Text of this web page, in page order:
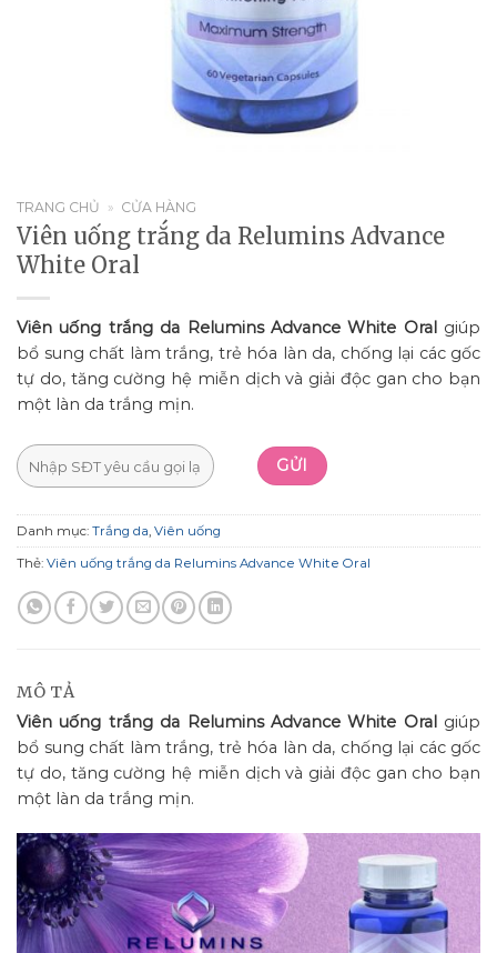
TRANG CHỦ » CỬA HÀNG
Viên uống trắng da Relumins Advance
White Oral
Viên uống trắng da Relumins Advance White Oral
giúp
bổ sung chất làm trắng, trẻ hóa làn da, chống lại các gốc
tự do, tăng cường hệ miễn dịch và giải độc gan cho bạn
một làn da trắng mịn.
Danh mục: Trắng da, Viên uống
Thẻ: Viên uống trắng da Relumins Advance White Oral
MÔ TẢ
Viên uống trắng da Relumins Advance White Oral
giúp
bổ sung chất làm trắng, trẻ hóa làn da, chống lại các gốc
tự do, tăng cường hệ miễn dịch và giải độc gan cho bạn
một làn da trắng mịn.